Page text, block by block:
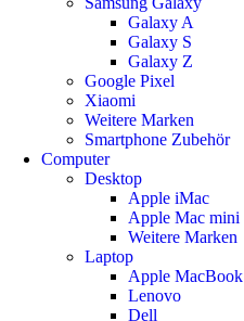
Galaxy A
Galaxy S
Galaxy Z
Google Pixel
Xiaomi
Weitere Marken
Smartphone Zubehör
Computer
Desktop
Apple iMac
Apple Mac mini
Weitere Marken
Laptop
Apple MacBook
Lenovo
Dell